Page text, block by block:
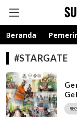
Beranda
#STARGATE